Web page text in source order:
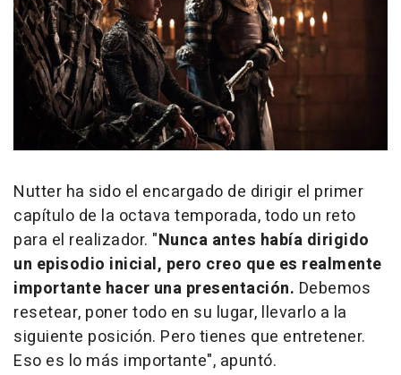
Nutter ha sido el encargado de dirigir el primer
capítulo de la octava temporada, todo un reto
para el realizador. "Nunca antes había dirigido
un episodio inicial, pero creo que es realmente
importante hacer una presentación. Debemos
resetear, poner todo en su lugar, llevarlo a la
siguiente posición. Pero tienes que entretener.
Eso es lo más importante", apuntó.